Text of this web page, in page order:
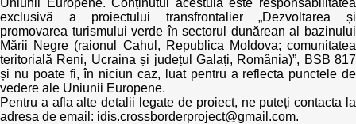
Uniunii Europene. Conținutul acestuia este responsabilitatea
exclusivă a proiectului transfrontalier „Dezvoltarea și
promovarea turismului verde în sectorul dunărean al bazinului
Mării Negre (raionul Cahul, Republica Moldova; comunitatea
teritorială Reni, Ucraina și județul Galați, România)”, BSB 817
și nu poate fi, în niciun caz, luat pentru a reflecta punctele de
vedere ale Uniunii Europene.
Pentru a afla alte detalii legate de proiect, ne puteți contacta la
adresa de email: idis.crossborderproject@gmail.com.